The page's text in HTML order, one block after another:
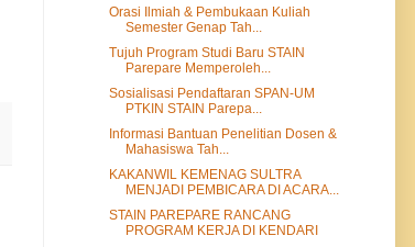
Orasi Ilmiah & Pembukaan Kuliah
Semester Genap Tah...
Tujuh Program Studi Baru STAIN
Parepare Memperoleh...
Sosialisasi Pendaftaran SPAN-UM
PTKIN STAIN Parepa...
Informasi Bantuan Penelitian Dosen &
Mahasiswa Tah...
KAKANWIL KEMENAG SULTRA
MENJADI PEMBICARA DI ACARA...
STAIN PAREPARE RANCANG
PROGRAM KERJA DI KENDARI